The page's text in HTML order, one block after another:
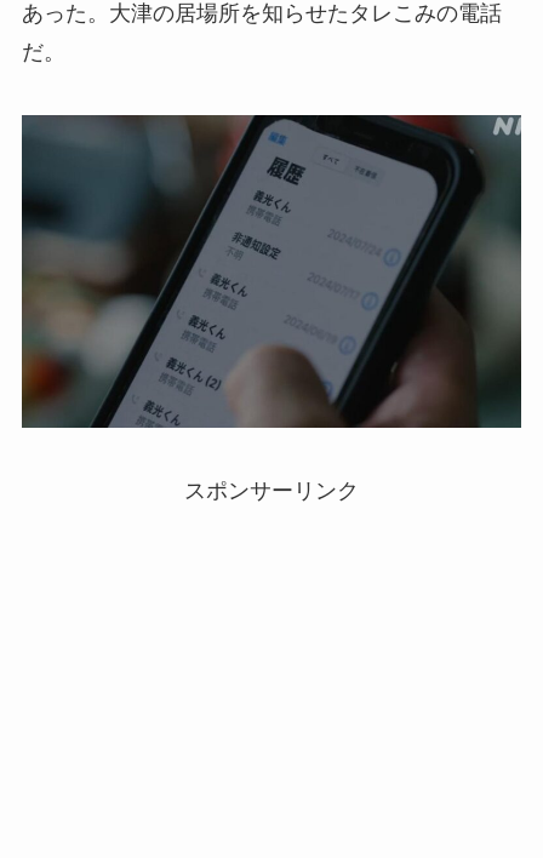
あった。大津の居場所を知らせたタレこみの電話
だ。
スポンサーリンク